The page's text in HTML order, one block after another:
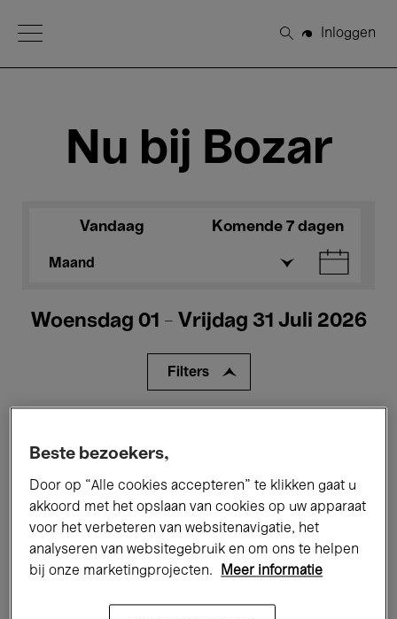
Open Menu
Zoeken
Inloggen
Nu bij Bozar
Vandaag Komende 7 dagen
Maand
Woensdag 01 - Vrijdag 31 Juli 2026
Filters
Performances Lezingen & Debatten
Jazz Klassieke Muziek Global Music
Beste bezoekers,
Door op “Alle cookies accepteren” te klikken gaat u
akkoord met het opslaan van cookies op uw apparaat
voor het verbeteren van websitenavigatie, het
analyseren van websitegebruik en om ons te helpen
bij onze marketingprojecten.
Meer informatie